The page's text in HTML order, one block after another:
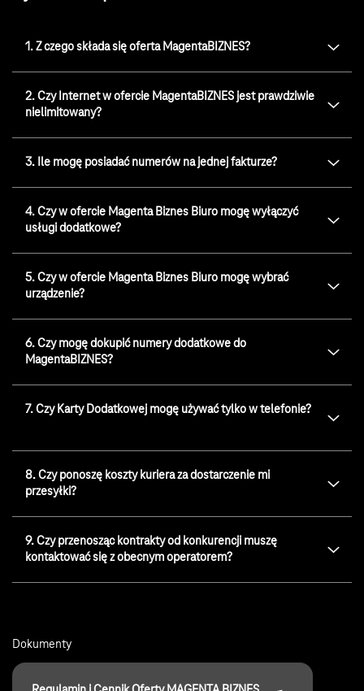
1. Z czego składa się oferta MagentaBIZNES?
2. Czy Internet w ofercie MagentaBIZNES jest prawdziwie
nielimitowany?
3. Ile mogę posiadać numerów na jednej fakturze?
4. Czy w ofercie Magenta Biznes Biuro mogę wyłączyć
usługi dodatkowe?
5. Czy w ofercie Magenta Biznes Biuro mogę wybrać
urządzenie?
6. Czy mogę dokupić numery dodatkowe do
MagentaBIZNES?
7. Czy Karty Dodatkowej mogę używać tylko w telefonie?
8. Czy ponoszę koszty kuriera za dostarczenie mi
przesyłki?
9. Czy przenosząc kontrakty od konkurencji muszę
kontaktować się z obecnym operatorem?
Dokumenty